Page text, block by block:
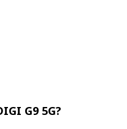
G9 5G?